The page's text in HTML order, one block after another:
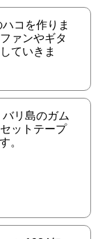
ハコを作りま
ァンやギタ
ていきま
リ島のガム
ットテープ
。